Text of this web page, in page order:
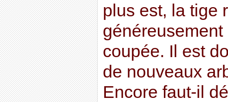
plus est, la tige
généreusement
coupée. Il est
de nouveaux
Encore faut-il